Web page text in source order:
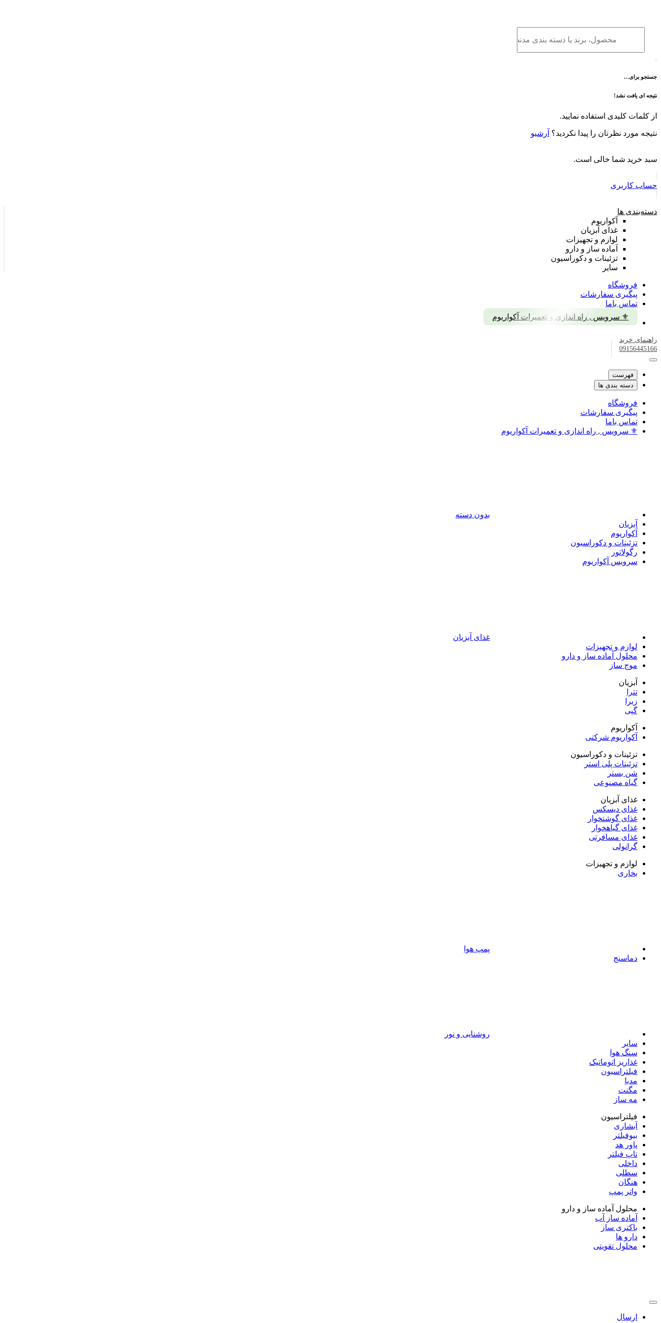
محتوا
جستجو برای…
نتیجه ای یافت نشد!
از کلمات کلیدی استفاده نمایید.
نتیجه مورد نظرتان را پیدا نکردید؟ آرشیو
سبد خرید شما خالی است.
حساب کاربری
دسته‌بندی ها
آکواریوم
غذای آبزیان
لوازم و تجهیزات
آماده ساز و دارو
تزئینات و دکوراسیون
سایر
فروشگاه
پیگیری سفارشات
تماس باما
⚜️ سرویس , راه اندازی و تعمیرات آکواریوم
راهنمای خرید
09156445166
فهرست
دسته بندی ها
فروشگاه
پیگیری سفارشات
تماس باما
⚜️ سرویس , راه اندازی و تعمیرات آکواریوم
بدون دسته
آبزیان
آکواریوم
تزئینات و دکوراسیون
رگولاتور
سرویس آکواریوم
غذای آبزیان
لوازم و تجهیزات
محلول آماده ساز و دارو
موج ساز
آبزیان
تترا
زبرا
گپی
آکواریوم
آکواریوم شرکتی
تزئینات و دکوراسیون
تزئینات پلی استر
شن بستر
گیاه مصنوعی
غذای آبزیان
غذای دیسکس
غذای گوشتخوار
غذای گیاهخوار
غذای مسافرتی
گرانولی
لوازم و تجهیزات
بخاری
پمپ هوا
دماسنج
روشنایی و نور
سایر
سنگ هوا
غذاریز اتوماتیک
فیلتراسیون
مدیا
مگنت
مه ساز
فیلتراسیون
آبشاری
بیوفیلتر
پاور هد
تاپ فیلتر
داخلی
سطلی
هنگان
واتر پمپ
محلول آماده ساز و دارو
آماده ساز آب
باکتری ساز
دارو ها
محلول تقویتی
ارسال